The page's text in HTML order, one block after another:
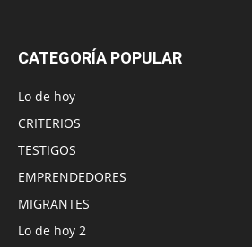
CATEGORÍA POPULAR
Lo de hoy
CRITERIOS
TESTIGOS
EMPRENDEDORES
MIGRANTES
Lo de hoy 2